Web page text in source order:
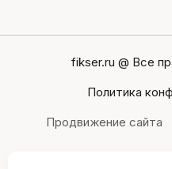
fikser.ru @ Все
Политика
Продвижение сайта